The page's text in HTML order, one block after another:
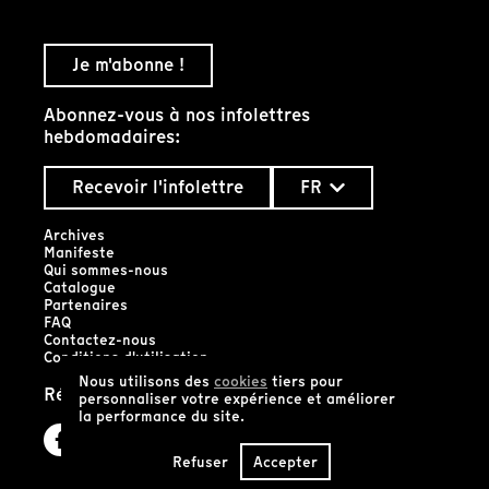
Nous utilisons des cookies tiers pour
personnaliser votre expérience et améliorer
la performance du site.
Refuser Accepter
Je m'abonne !
Abonnez-vous à nos infolettres
hebdomadaires:
Recevoir l'infolettre
FR
Archives
Manifeste
Qui sommes-nous
Catalogue
Partenaires
FAQ
Contactez-nous
Conditions d'utilisation
Réseaux sociaux